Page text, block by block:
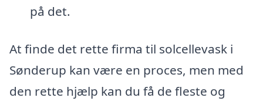
på det.
At finde det rette firma til solcellevask i
Sønderup kan være en proces, men med
den rette hjælp kan du få de fleste og